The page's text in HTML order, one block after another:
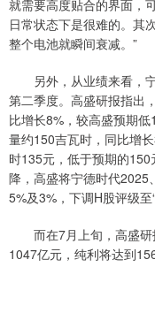
就需要高度贴合的界面，
日常状态下是很难的。其
整个电池就瞬间衰减。”
另外，从业绩来看，宁
第二季度。高盛研报指出
比增长8%，较高盛预期
量约150吉瓦时，同比增
时135元，低于预期的
降，高盛将宁德时代2025
5%及3%，下调H股评级至“
而在7月上旬，高盛研
1047亿元，纯利将达到156